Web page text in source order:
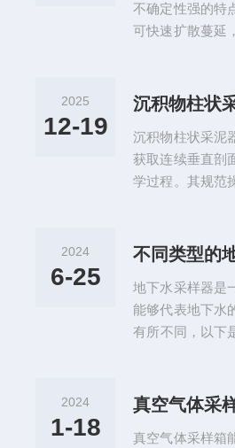
不确定性强的特
可快速扩散蔓延
处置方案制定提
组件分散、依赖
2025
12-19
沉积物柱状
沉积物柱状采泥
获取连续垂直剖
学过程。其规范
重力式、箱式）
需确认各管卡...
2024
6-25
不同类型的
地下水采样器是
能够代表地下水
有所不同，以下
从而通过半透膜
透泵采样器可以
2024
1-18
真空气体采
真空气体采样箱